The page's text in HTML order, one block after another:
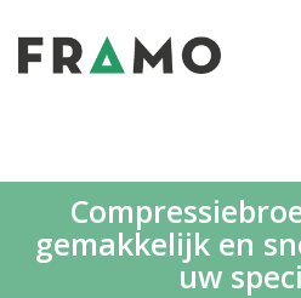
gemakkelijk en
uw